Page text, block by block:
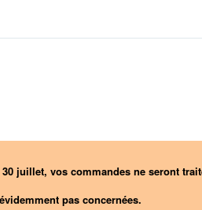
juillet, vos commandes ne seront
pas concernées.